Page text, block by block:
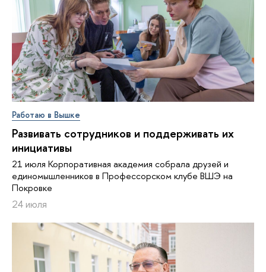
Работаю в Вышке
Развивать сотрудников и поддерживать их
инициативы
21 июля Корпоративная академия собрала друзей и
единомышленников в Профессорском клубе ВШЭ на
Покровке
24 июля